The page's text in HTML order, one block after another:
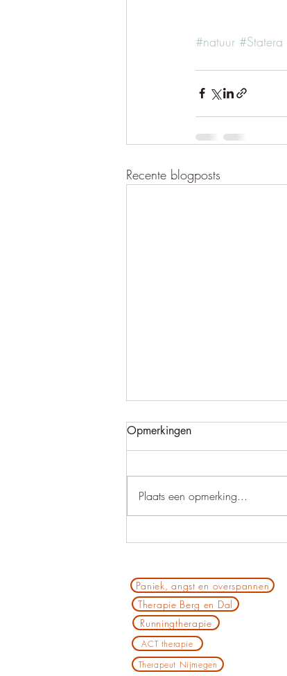
#natuur #Statera
Recente blogposts
Narcisme
Opmerkingen
Plaats een opmerking...
Paniek, angst en overspannen
Therapie Berg en Dal
Runningtherapie
ACT therapie
Therapeut Nijmegen